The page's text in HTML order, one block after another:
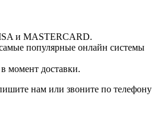
и MASTERCARD.
популярные онлайн системы
момент доставки.
нам или звоните по телефону